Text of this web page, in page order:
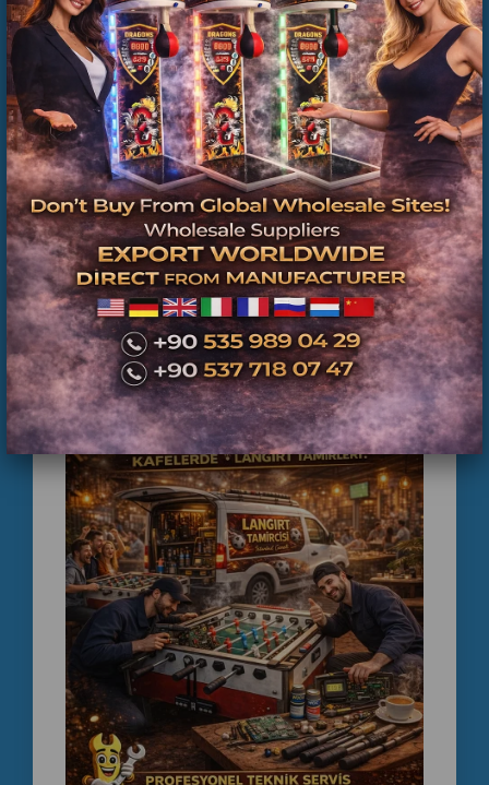
Langırt Tamiri Anadolu Yakası | Profesyonel
Servis